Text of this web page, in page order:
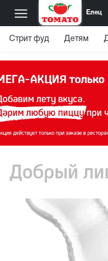
Елец
Стрит фуд Детям
Добрый